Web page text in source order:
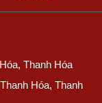
Thanh Hóa
Hóa, Thanh